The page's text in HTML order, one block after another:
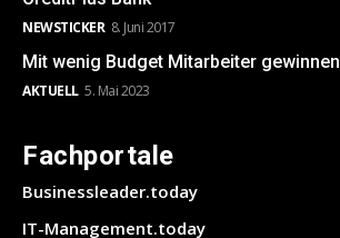
NEWSTICKER 8. Juni 2017
Mit wenig Budget Mitarbeiter gewinnen
AKTUELL 5. Mai 2023
Fachportale
Businessleader.today
IT-Management.today